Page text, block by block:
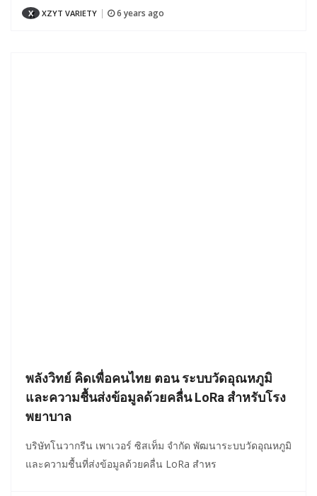
X XZYT VARIETY 6 years ago
พลังวิทย์ คิดเพื่อคนไทย ตอน ระบบวัดอุณหภูมิ
และความชื้นส่งข้อมูลด้วยคลื่น LoRa สำหรับโรง
พยาบาล
บริษัทโนวากรีน เพาเวอร์ ซิสเท็ม จำกัด พัฒนาระบบวัดอุณหภูมิ
และความชื้นที่ส่งข้อมูลด้วยคลื่น LoRa สำหร